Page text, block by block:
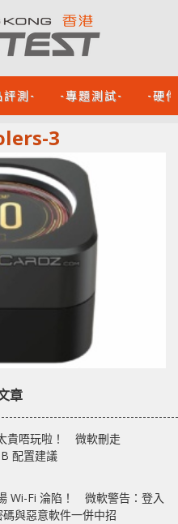
評測- -專題測試- -硬
3
章
貴唔玩啦！ 微軟刪走
配置建議
Wi-Fi 淪陷！ 微軟警告：登入
與惡意軟件一併中招